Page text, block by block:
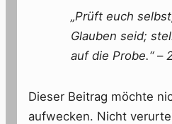
„Prüft euch
Glauben seid;
auf die Probe.“–
Dieser Beitrag möchte
aufwecken. Nicht